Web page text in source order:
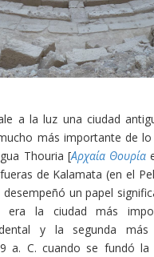
a la luz una ciudad
más importante de lo
Thouria [Αρχαία Θουρία
de Kalamata (en el
un papel
era la ciudad más
y la segunda más
a. C. cuando se fundó la